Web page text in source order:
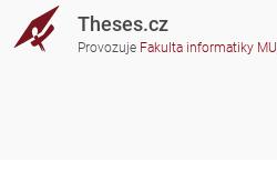
Theses.cz
Provozuje Fakulta informatiky MU